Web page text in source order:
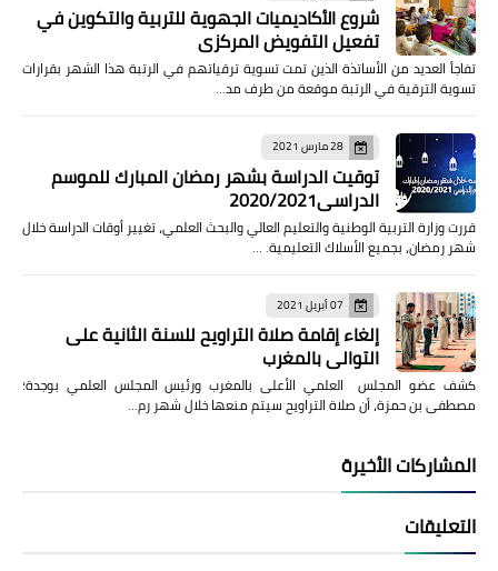
شروع الأكاديميات الجهوية للتربية والتكوين في
تفعيل التفويض المركزي
تفاجأ العديد من الأساتذة الذين تمت تسوية ترقياتهم في الرتبة هذا الشهر بقرارات
تسوية الترقية في الرتبة موقعة من طرف مد…
28 مارس 2021
توقيت الدراسة بشهر رمضان المبارك للموسم
الدراسي2020/2021
قررت وزارة التربية الوطنية والتعليم العالي والبحث العلمي، تغيير أوقات الدراسة خلال
شهر رمضان، بجميع الأسلاك التعليمية. …
07 أبريل 2021
إلغاء إقامة صلاة التراويح للسنة الثانية على
التوالي بالمغرب
كشف عضو المجلس العلمي الأعلى بالمغرب ورئيس المجلس العلمي بوجدة؛
مصطفى بن حمزة، أن صلاة التراويح سيتم منعها خلال شهر رم…
المشاركات الأخيرة
التعليقات